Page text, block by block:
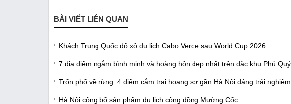
BÀI VIẾT LIÊN QUAN
Khách Trung Quốc đổ xô du lịch Cabo Verde sau World Cup 2026
7 địa điểm ngắm bình minh và hoàng hôn đẹp nhất trên đặc khu Phú Quý
Trốn phố về rừng: 4 điểm cắm trại hoang sơ gần Hà Nội đáng trải nghiệm
Hà Nội công bố sản phẩm du lịch cộng đồng Mường Cốc